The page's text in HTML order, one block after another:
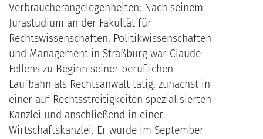
Verbraucherangelegenheiten: Nach seinem
Jurastudium an der Fakultät für
Rechtswissenschaften, Politikwissenschaften
und Management in Straßburg war Claude
Fellens zu Beginn seiner beruflichen
Laufbahn als Rechtsanwalt tätig, zunächst in
einer auf Rechtsstreitigkeiten spezialisierten
Kanzlei und anschließend in einer
Wirtschaftskanzlei. Er wurde im September